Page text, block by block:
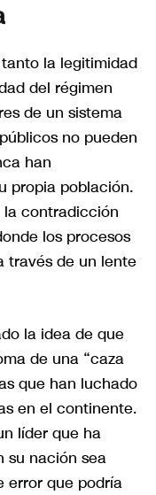
la legitimidad
del régimen
de un sistema
no pueden
han
propia población.
la contradicción
los procesos
través de un lente
la idea de que
de una “caza
que han luchado
en el continente.
líder que ha
su nación sea
error que podría